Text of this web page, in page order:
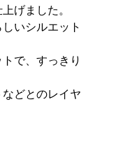
げました。
いシルエット
で、すっきり
どとのレイヤ